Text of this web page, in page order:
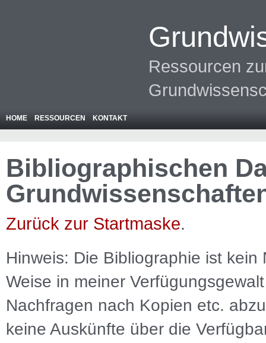
Ressourcen
HOME RESSOURCEN KONTAKT
Bibliographischen
Zurück zur Startmaske.
Hinweis: Die Bibliographie ist kein
Weise in meiner
Nachfragen nach Kopien etc.
keine Auskünfte über die